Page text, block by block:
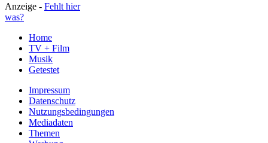
Anzeige - Fehlt hier
was?
Home
TV + Film
Musik
Getestet
Impressum
Datenschutz
Nutzungsbedingungen
Mediadaten
Themen